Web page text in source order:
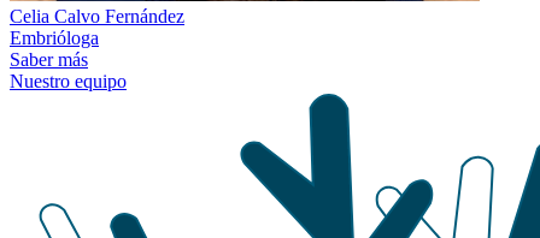
Celia Calvo Fernández
Embrióloga
Saber más
Nuestro equipo